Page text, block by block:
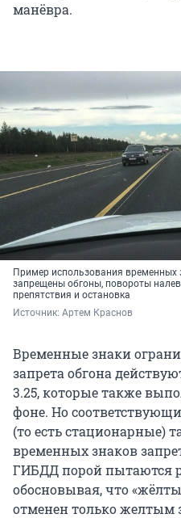
манёвра.
Пример использования временных
запрещены обгоны, повороты
препятствия и остановка
Источник: Артем Краснов
Временные знаки
запрета обгона
3.25, которые также
фоне. Но
(то есть стационарные)
временных знаков
ГИБДД порой пытаются
обосновывая, что
отменен только желтым